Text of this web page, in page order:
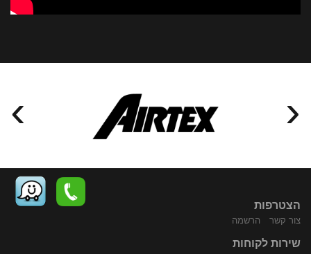
› ‹
הצטרפות
צור קשר הרשמה
שירות לקוחות